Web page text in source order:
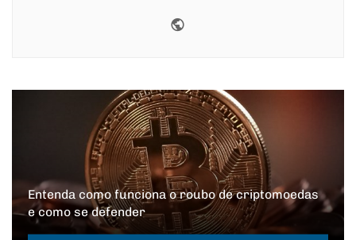
Entenda como funciona o roubo de criptomoedas
e como se defender